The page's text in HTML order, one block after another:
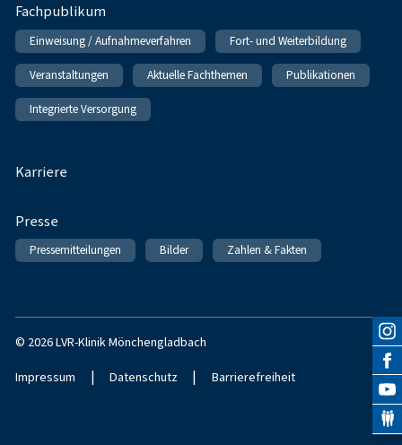
Fachpublikum
Einweisung / Aufnahmeverfahren Fort- und Weiterbildung
Veranstaltungen Aktuelle Fachthemen Publikationen
Integrierte Versorgung
Karriere
Presse
Pressemitteilungen Bilder Zahlen & Fakten
© 2026 LVR-Klinik Mönchengladbach
Impressum | Datenschutz | Barrierefreiheit